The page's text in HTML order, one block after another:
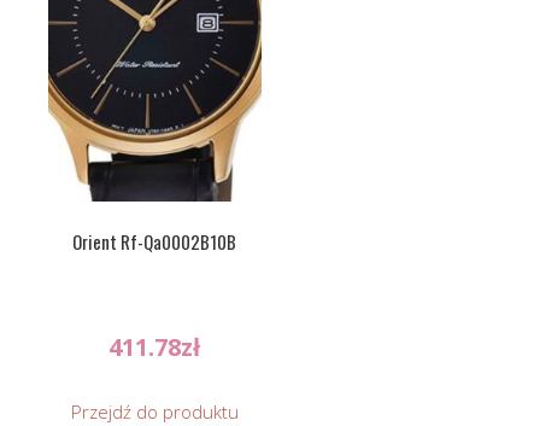
Orient Rf-Qa0002B10B
411.78zł
Przejdź do produktu